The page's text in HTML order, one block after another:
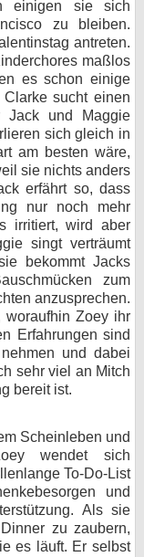
einigen sie sich
zu bleiben.
antreten.
maßlos
es schon einige
sucht einen
Jack und Maggie
sich gleich in
am besten wäre,
sie nichts anders
erfährt so, dass
nur noch mehr
irritiert, wird aber
singt verträumt
bekommt Jacks
zum
anzusprechen.
woraufhin Zoey ihr
Erfahrungen sind
und dabei
sehr viel an Mitch
bereit ist.
Scheinleben und
wendet sich
To-Do-List
und
Als sie
zu zaubern,
es läuft. Er selbst